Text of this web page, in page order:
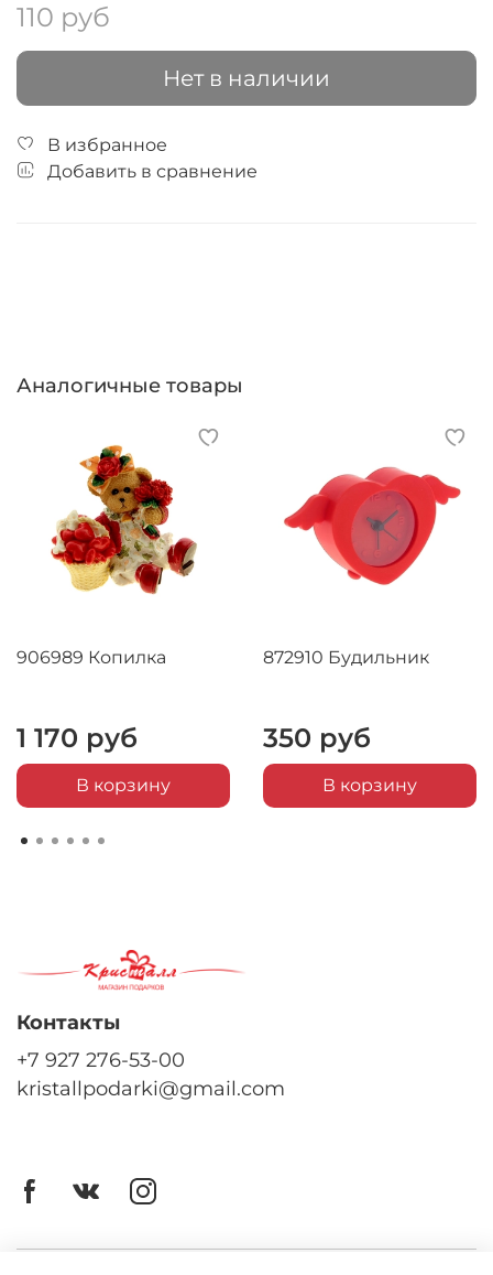
110 руб
Нет в наличии
В избранное
Добавить в сравнение
Аналогичные товары
906989 Копилка
1 170 руб
В корзину
872910 Будильник
350 руб
В корзину
Контакты
+7 927 276-53-00
kristallpodarki@gmail.com